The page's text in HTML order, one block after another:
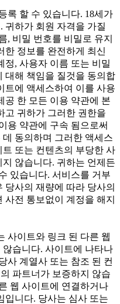
록 할 수 있습니다. 18세가
귀하가 회원 자격을 가질
, 비밀 번호를 비밀로 유지
한 정보를 완전하게 최신
정, 사용자 이름 또는 비밀
대해 책임을 질것을 동의합
트에 액세스하여 이를 사용
공 한 모든 이용 약관에 본
고 귀하가 그러한 권한을
용 약관에 구속 됨으로써
동의하며 그러한 액세스
또는 컨텐츠의 부당한 사
않습니다. 귀하는 언제든
있습니다. 서비스를 거부
사의 재량에 따라 당사의
전 통보없이 계정을 해지
사이트와 링크 된 다른 웹
습니다. 사이트에 나타나
사 계열사 또는 참조 된 컨
파트너가 보증하지 않습
웹 사이트에 연결하거나
입니다. 당사는 심사 또는